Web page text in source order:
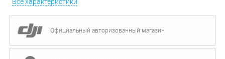
Все характеристики
Официальный авторизованный магазин